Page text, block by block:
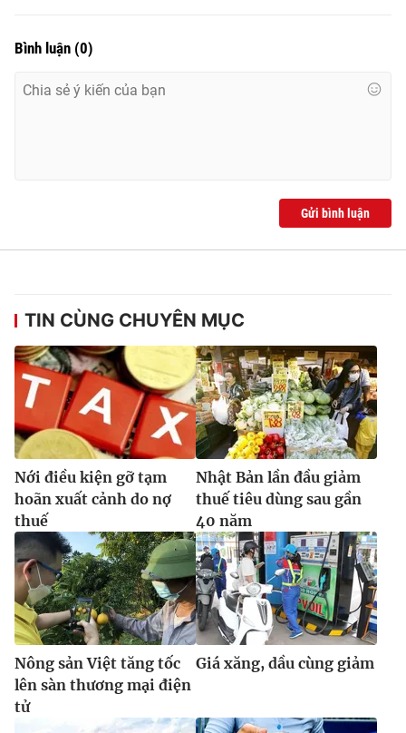
Bình luận (0)
Gửi bình luận
TIN CÙNG CHUYÊN MỤC
Nới điều kiện gỡ tạm
hoãn xuất cảnh do nợ
thuế
Nhật Bản lần đầu giảm
thuế tiêu dùng sau gần
40 năm
Nông sản Việt tăng tốc
lên sàn thương mại điện
tử
Giá xăng, dầu cùng giảm